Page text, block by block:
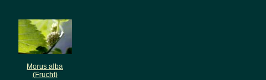
Morus alba
(Frucht)